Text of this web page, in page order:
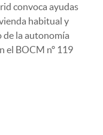
convoca ayudas
habitual y
de la autonomía
el BOCM nº 119